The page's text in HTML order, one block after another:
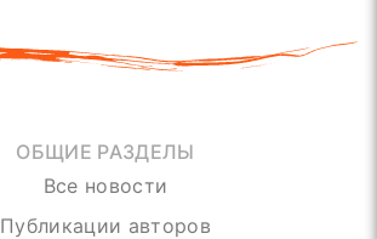
ОБЩИЕ РАЗДЕЛЫ
Все новости
Публикации авторов